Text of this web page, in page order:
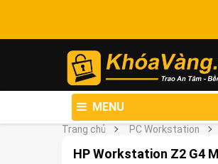
MENU
Trang chủ
PC Workstation
HP Workstation Z2 G4